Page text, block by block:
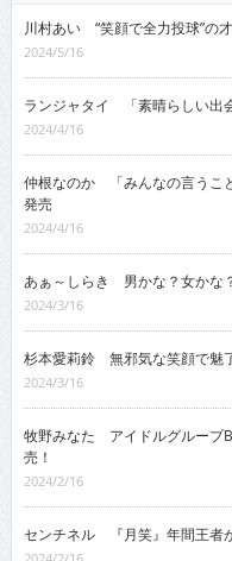
川村あい “笑顔で全力投球”の
2024/5/16
ランジャタイ 「素晴らしい出
2024/4/16
仲根なのか 「みんなの言うこ
発売
2024/4/16
あぁ～しらき 男かな？女かな
2024/3/16
杉本愛莉鈴 無邪気な笑顔で魅
2024/3/16
牧野みなた アイドルグループ
売！
2024/2/16
センチネル 『月笑』年間王者